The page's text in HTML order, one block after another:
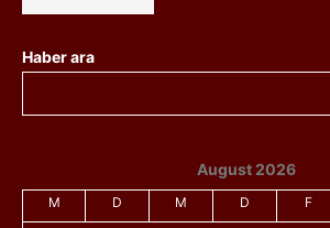
Haber ara
August 2026
M D M D F